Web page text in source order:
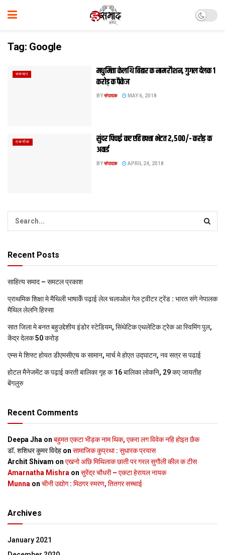
Tag: Google
समाचार
मधुमिता केलथि बिहार क नाम रौशन, गुगल देलक 1
करोड़ क पैकेज
BYसंपादक MAY 6, 2018
तकनीक
सुंदर पिचाई कए एहि हफ्ता भेटत 2,500/- करोड़ क
अवार्ड
BYसंपादक APRIL 24, 2018
Recent Posts
साहित्य समाद – समटल प्रकाश
प्राथमिक शि‍क्षा मे मैथि‍ली भाषाकेँ पढ़ाई लेल चलाओल गेल ट्वीटर ट्रेंड : भारत संगे नेपालक
मैथिल लेलनि हिस्सा
सात जिला मे बनत बहुउद्देशीय इंडोर स्‍टेडि‍यम, सिंथेटिक एथलेटिक ट्रेक आ स्विमिंग पुल,
केंद्र देलक 50 करोड़
एम्स मे शिफ्ट होयत डीएमसीएच क सामान, मार्च मे होएत उद्घाटन, नव सत्र स पढाई
होटल मैनेजमेंट क पढ़ाई करती बालिका गृह क 16 बालिका लोकनि, 29 कए जायतीह
बेंगलुरु
Recent Comments
Deepa Jha on बहुमत एकटा भीड़क नाम थिक, एकरा लग विवेक नहि होइत छैक
डॉ. शशिधर कुमर विदेह on सामाजिक कुप्रथा : सुधारक प्रयास
Archit Shivam on एखनो अछि मिथिलाक छाती पर गरल सुगौली कील क टीस
Amarnatha Mishra on सुरेंद्र चौधरी – एकटा हेरायल नायक
Munna on चीनी उद्योग : मिठगर स्‍मरण, तितगर सच्‍चाई
Archives
January 2021